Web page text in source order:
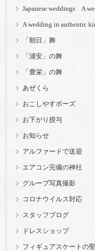
Japanese weddings A
A wedding in authentic
「朝日」舞
「浦安」の舞
「豊栄」の舞
あぜくら
おこしやすポーズ
お下がり授与
お知らせ
アルファードで送迎
エアコン完備の神社
グループ写真撮影
コロナウイルス対応
スタッフブログ
ドレスショップ
フィギュアスケートの